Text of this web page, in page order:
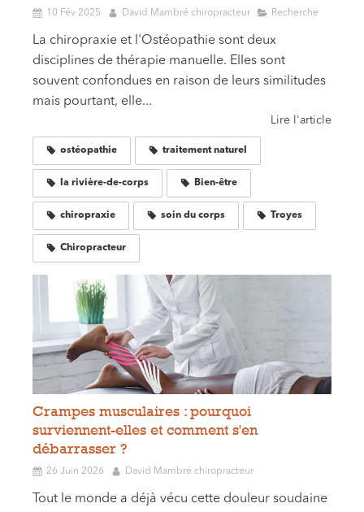
10 Fév 2025 David Mambré chiropracteur Recherche
La chiropraxie et l'Ostéopathie sont deux
disciplines de thérapie manuelle. Elles sont
souvent confondues en raison de leurs similitudes
mais pourtant, elle...
Lire l'article
ostéopathie traitement naturel
la rivière-de-corps Bien-être
chiropraxie soin du corps Troyes
Chiropracteur
Crampes musculaires : pourquoi
surviennent-elles et comment s'en
débarrasser ?
26 Juin 2026 David Mambré chiropracteur
Tout le monde a déjà vécu cette douleur soudaine